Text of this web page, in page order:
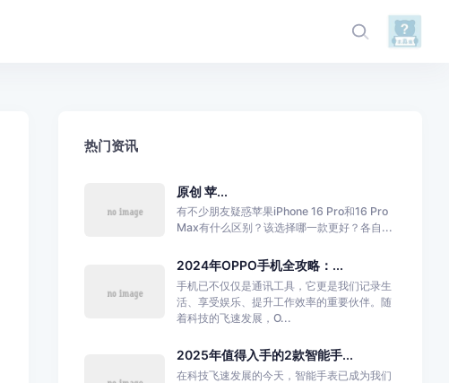
热门资讯
原创 苹...
有不少朋友疑惑苹果iPhone 16 Pro和16 Pro
Max有什么区别？该选择哪一款更好？各自...
2024年OPPO手机全攻略：...
手机已不仅仅是通讯工具，它更是我们记录生
活、享受娱乐、提升工作效率的重要伙伴。随
着科技的飞速发展，O...
2025年值得入手的2款智能手...
在科技飞速发展的今天，智能手表已成为我们